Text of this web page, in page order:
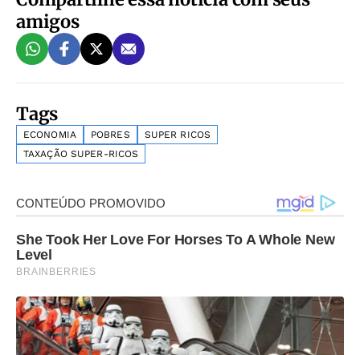
amigos
Tags
ECONOMIA POBRES
SUPER RICOS
TAXAÇÃO SUPER-RICOS